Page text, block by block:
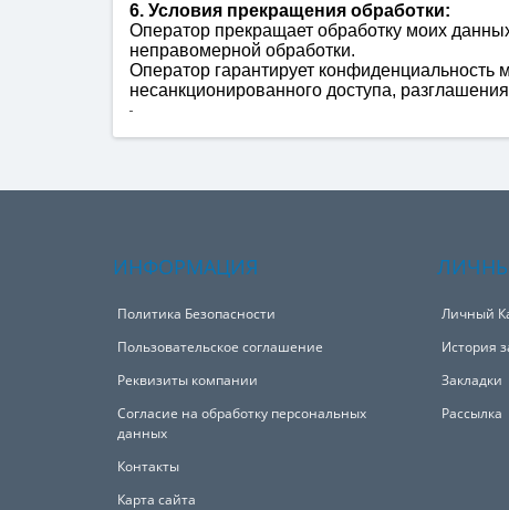
6. Условия прекращения обработки:
Оператор прекращает обработку моих
неправомерной обработки.
Оператор гарантирует
несанкционированного доступа,
ИНФОРМАЦИЯ
Политика Безопасности
Пользовательское соглашение
Реквизиты компании
Согласие на обработку персональных
данных
Контакты
Карта сайта
Личный
История
Закладки
Рассылка